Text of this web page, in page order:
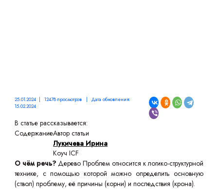
25.01.2024 | 12478 просмотров | Дата обновления:
15.02.2024
В статье рассказывается:
СодержаниеАвтор статьи
Лукичева Ирина
Коуч ICF
О чём речь? Дерево Проблем относится к логико-структурной
технике, с помощью которой можно определить основную
(ствол) проблему, её причины (корни) и последствия (крона).